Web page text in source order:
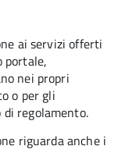
ai servizi offerti
portale,
nei propri
o per gli
regolamento.
riguarda anche i